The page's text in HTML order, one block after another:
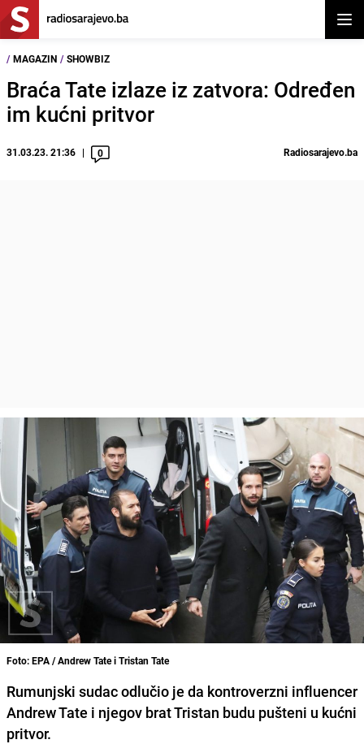
/ MAGAZIN / SHOWBIZ
Braća Tate izlaze iz zatvora: Određen
im kućni pritvor
31.03.23. 21:36 0 Radiosarajevo.ba
Foto: EPA / Andrew Tate i Tristan Tate
Rumunjski sudac odlučio je da kontroverzni influencer
Andrew Tate i njegov brat Tristan budu pušteni u kućni
pritvor.